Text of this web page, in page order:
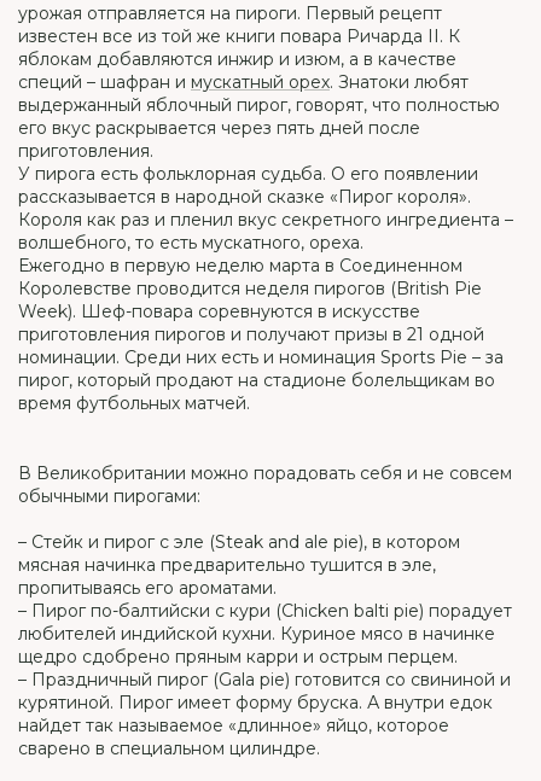
урожая отправляется на пироги. Первый рецепт
известен все из той же книги повара Ричарда II. К
яблокам добавляются инжир и изюм, а в качестве
специй – шафран и мускатный орех. Знатоки любят
выдержанный яблочный пирог, говорят, что полностью
его вкус раскрывается через пять дней после
приготовления.
У пирога есть фольклорная судьба. О его появлении
рассказывается в народной сказке «Пирог короля».
Короля как раз и пленил вкус секретного ингредиента –
волшебного, то есть мускатного, ореха.
Ежегодно в первую неделю марта в Соединенном
Королевстве проводится неделя пирогов (British Pie
Week). Шеф-повара соревнуются в искусстве
приготовления пирогов и получают призы в 21 одной
номинации. Среди них есть и номинация Sports Pie – за
пирог, который продают на стадионе болельщикам во
время футбольных матчей.
В Великобритании можно порадовать себя и не совсем
обычными пирогами:
– Стейк и пирог с эле (Steak and ale pie), в котором
мясная начинка предварительно тушится в эле,
пропитываясь его ароматами.
– Пирог по-балтийски с кури (Chicken balti pie) порадует
любителей индийской кухни. Куриное мясо в начинке
щедро сдобрено пряным карри и острым перцем.
– Праздничный пирог (Gala pie) готовится со свининой и
курятиной. Пирог имеет форму бруска. А внутри едок
найдет так называемое «длинное» яйцо, которое
сварено в специальном цилиндре.